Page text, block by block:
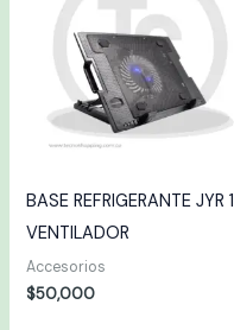
BASE REFRIGERANTE JYR 1
VENTILADOR
Accesorios
$50,000